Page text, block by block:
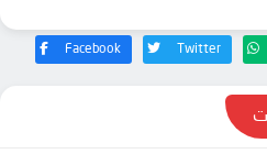
Facebook Twitter